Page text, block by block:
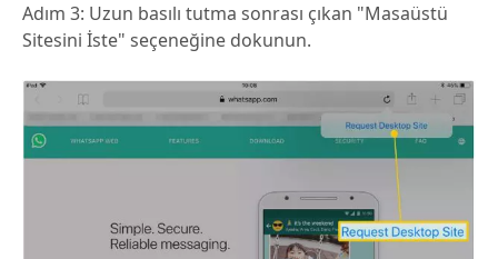
Adım 3: Uzun basılı tutma sonrası çıkan "Masaüstü
Sitesini İste" seçeneğine dokunun.